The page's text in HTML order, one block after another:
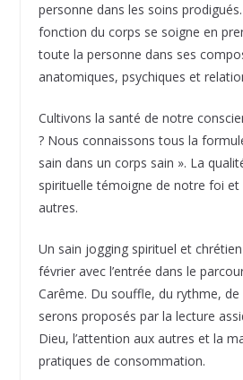
personne dans les soins
fonction du corps se soigne en
toute la personne dans ses
anatomiques, psychiques et
Cultivons la santé de notre
? Nous connaissons tous la
sain dans un corps sain ». La
spirituelle témoigne de notre foi
autres.
Un sain jogging spirituel et
février avec l’entrée dans le
Carême. Du souffle, du rythme, de
serons proposés par la lecture
Dieu, l’attention aux autres et la
pratiques de consommation.